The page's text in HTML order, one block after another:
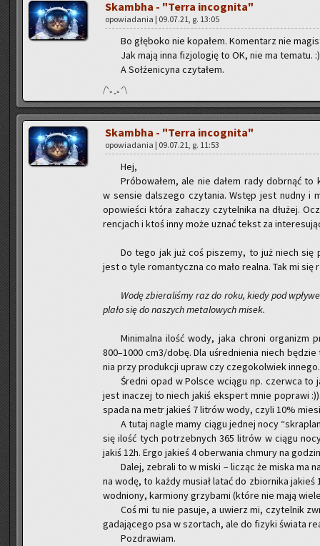
Skam­bha - "Terra in­co­gni­ta"
opo­wia­da­nia | 09.07.21, g. 13:05
Bo głę­bo­ko nie ko­pa­łem. Ko­men­tarz nie
Jak mają inna fi­zjo­lo­gię to OK, nie ma te­ma­tu. :)
A Soł­że­ni­cy­na czy­ta­łem.
/ᐠ｡ꞈ｡ᐟ\
Skam­bha - "Terra in­co­gni­ta"
opo­wia­da­nia | 09.07.21, g. 11:53
Hej,
Pró­bo­wa­łem, ale nie dałem rady do­brnąć
w sen­sie dal­sze­go czy­ta­nia. Wstęp jest nudny i
opo­wie­ści która za­ha­czy czy­tel­ni­ka na dłu­żej.
ren­cjach i ktoś inny może uznać tekst za
Do tego jak już coś pi­sze­my, to już niech
jest o tyle ro­man­tycz­na co mało re­al­na. Tak mi się
Wodę zbie­ra­li­śmy raz do roku, kiedy pod
pla­ło się do na­szych me­ta­lo­wych misek.
Mi­ni­mal­na ilość wody, jaka chro­ni or­ga­nizm
800–1000 cm3/dobę. Dla uśred­nie­nia niech
nia przy pro­duk­cji upraw czy cze­go­kol­wiek in­ne­go.
Śred­ni opad w Pol­sce wcią­gu np. czerw­ca
jest ina­czej to niech jakiś eks­pert mnie po­pra­wi
spada na metr ja­kieś 7 li­trów wody, czyli 10%
A tutaj nagle mamy ciągu jed­nej nocy
się ilość tych po­trzeb­nych 365 li­trów w ciągu
jakiś 12h. Ergo ja­kieś 4 obe­rwa­nia chmu­ry na
Dalej, ze­bra­li to w miski – li­cząc że miska ma
na wodę, to każdy mu­siał latać do zbior­ni­ka
wod­nio­ny, kar­mio­ny grzy­ba­mi (które nie mają
Coś mi tu nie pa­su­je, a uwierz mi, czy­tel­nik
ga­da­ją­ce­go psa w szor­tach, ale do fi­zy­ki świa­ta
Po­zdra­wiam.